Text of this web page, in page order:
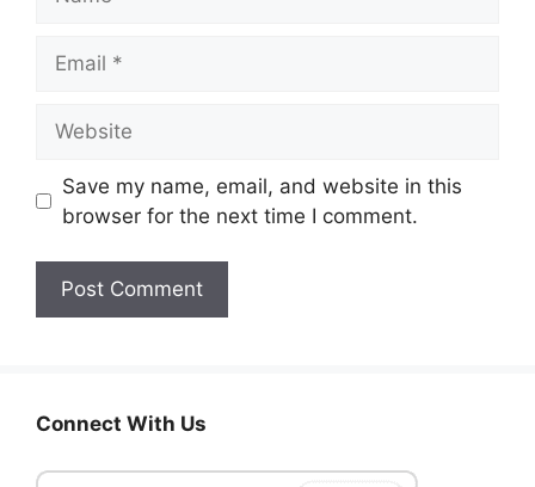
Save my name, email, and website in this
browser for the next time I comment.
Connect With Us